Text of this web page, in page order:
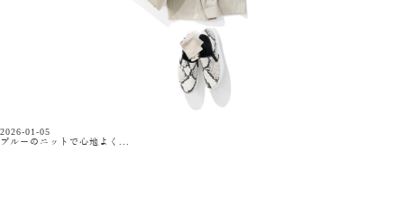
2026-01-05
ブルーのニットで心地よく...